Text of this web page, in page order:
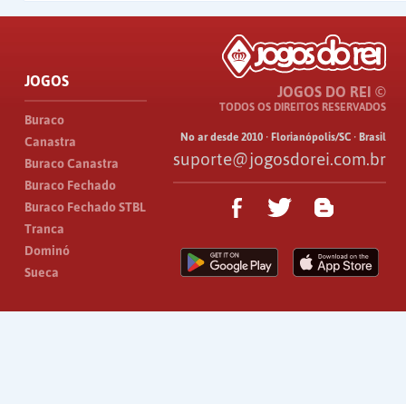
JOGOS
Buraco
Canastra
Buraco Canastra
Buraco Fechado
Buraco Fechado STBL
Tranca
Dominó
Sueca
JOGOS DO REI ©
TODOS OS DIREITOS RESERVADOS
No ar desde 2010 · Florianópolis/SC · Brasil
suporte@jogosdorei.com.br